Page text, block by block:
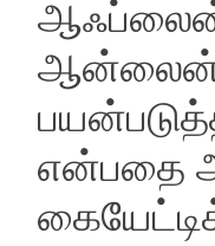
ஆஃப்லைன்
ஆன்லைன்
என்பதை